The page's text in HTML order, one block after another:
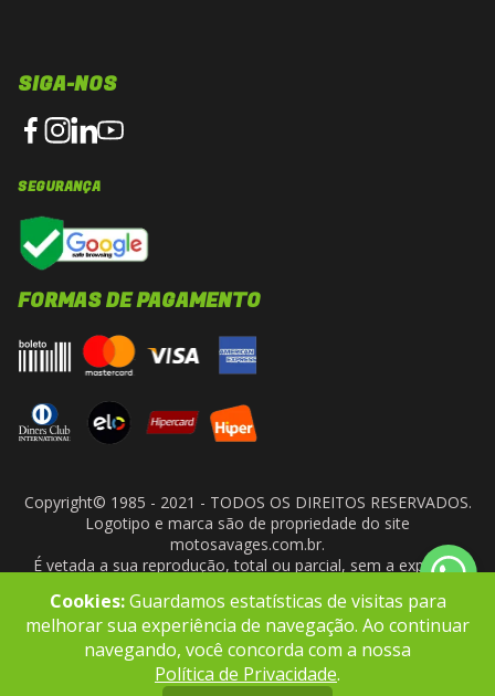
SIGA-NOS
SEGURANÇA
FORMAS DE PAGAMENTO
Copyright© 1985 - 2021 - TODOS OS DIREITOS RESERVADOS.
Logotipo e marca são de propriedade do site
motosavages.com.br.
É vetada a sua reprodução, total ou parcial, sem a expressa
- CNPJ: 10.927.924/0001-91
Cookies:Guardamos estatísticas de visitas para
melhorar sua experiência de navegação. Ao continuar
navegando, você concorda com a nossa
Política de Privacidade.